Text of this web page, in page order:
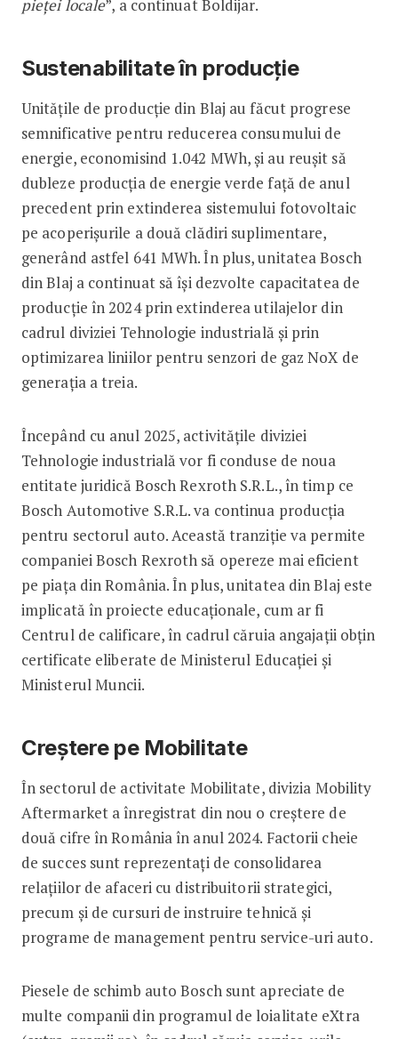
pieței locale”, a continuat Boldijar.
Sustenabilitate în producție
Unitățile de producție din Blaj au făcut progrese
semnificative pentru reducerea consumului de
energie, economisind 1.042 MWh, și au reușit să
dubleze producția de energie verde față de anul
precedent prin extinderea sistemului fotovoltaic
pe acoperișurile a două clădiri suplimentare,
generând astfel 641 MWh. În plus, unitatea Bosch
din Blaj a continuat să își dezvolte capacitatea de
producție în 2024 prin extinderea utilajelor din
cadrul diviziei Tehnologie industrială și prin
optimizarea liniilor pentru senzori de gaz NoX de
generația a treia.
Începând cu anul 2025, activitățile diviziei
Tehnologie industrială vor fi conduse de noua
entitate juridică Bosch Rexroth S.R.L., în timp ce
Bosch Automotive S.R.L. va continua producția
pentru sectorul auto. Această tranziție va permite
companiei Bosch Rexroth să opereze mai eficient
pe piața din România. În plus, unitatea din Blaj este
implicată în proiecte educaționale, cum ar fi
Centrul de calificare, în cadrul căruia angajații obțin
certificate eliberate de Ministerul Educației și
Ministerul Muncii.
Creștere pe Mobilitate
În sectorul de activitate Mobilitate, divizia Mobility
Aftermarket a înregistrat din nou o creștere de
două cifre în România în anul 2024. Factorii cheie
de succes sunt reprezentați de consolidarea
relațiilor de afaceri cu distribuitorii strategici,
precum și de cursuri de instruire tehnică și
programe de management pentru service-uri auto.
Piesele de schimb auto Bosch sunt apreciate de
multe companii din programul de loialitate eXtra